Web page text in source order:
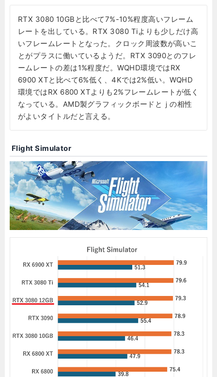
RTX 3080 10GBと比べて7%-10%程度高いフレーム
レートを出している。RTX 3080 Tiよりも少しだけ高
いフレームレートとなった。クロック周波数が高いこ
とがプラスに働いているようだ。RTX 3090とのフレ
ームレートの差は1%程度だ。WQHD環境ではRX
6900 XTと比べて6%低く、4Kでは2%低い。WQHD
環境ではRX 6800 XTよりも2%フレームレートが低く
なっている。AMD製グラフィックボードとｊの相性
がよいタイトルだと言える。
Flight Simulator